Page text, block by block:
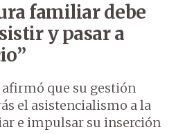
familiar debe
y pasar a
que su gestión
el asistencialismo a la
e impulsar su inserción